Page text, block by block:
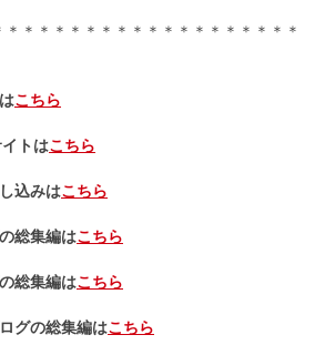
＊＊＊＊＊＊＊＊＊＊＊＊＊＊＊＊＊＊＊
こちら
トはこちら
込みはこちら
総集編はこちら
総集編はこちら
グの総集編はこちら